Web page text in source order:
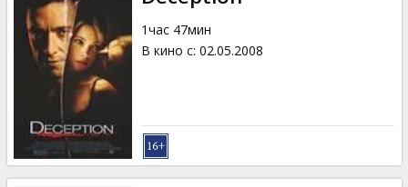
1час 47мин
В кино с: 02.05.2008